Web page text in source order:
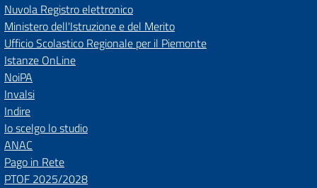
Nuvola Registro elettronico
Ministero dell'Istruzione e del Merito
Ufficio Scolastico Regionale per il Piemonte
Istanze OnLine
NoiPA
Invalsi
Indire
Io scelgo lo studio
ANAC
Pago in Rete
PTOF 2025/2028